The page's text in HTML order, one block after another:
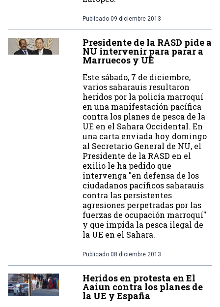
Publicado 09 diciembre 2013
Presidente de la RASD pide a
NU intervenir para parar a
Marruecos y UE
Este sábado, 7 de diciembre,
varios saharauis resultaron
heridos por la policía marroquí
en una manifestación pacífica
contra los planes de pesca de la
UE en el Sahara Occidental. En
una carta enviada hoy domingo
al Secretario General de NU, el
Presidente de la RASD en el
exilio le ha pedido que
intervenga "en defensa de los
ciudadanos pacíficos saharauis
contra las persistentes
agresiones perpetradas por las
fuerzas de ocupación marroquí"
y que impida la pesca ilegal de
la UE en el Sahara.
Publicado 08 diciembre 2013
Heridos en protesta en El
Aaiun contra los planes de
la UE y España